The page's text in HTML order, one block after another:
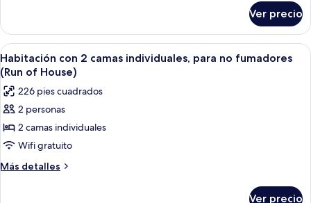
(Main
Building,
JULY,2025
Renewal)
doble
superior,
para
no
fumadores
(Main
Building,
JULY,2025
Renewal)
Ver precio
Abrir
todas
las
fotos
de
Habitación
con
2
Habitación de hotel con dos camas,
4
Habitación con 2 camas individuales, para no fumadores
(Run of House)
226 pies cuadrados
2 personas
2 camas individuales
Wifi gratuito
Más detalles
Más
Ver precio